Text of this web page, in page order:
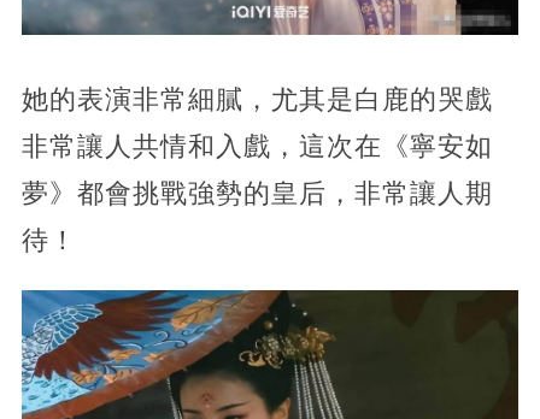
她的表演非常細膩，尤其是白鹿的哭戲
非常讓人共情和入戲，這次在《寧安如
夢》都會挑戰強勢的皇后，非常讓人期
待！